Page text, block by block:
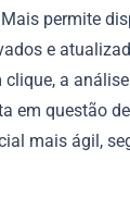
permite
e
clique, a
em questão
mais ágil,